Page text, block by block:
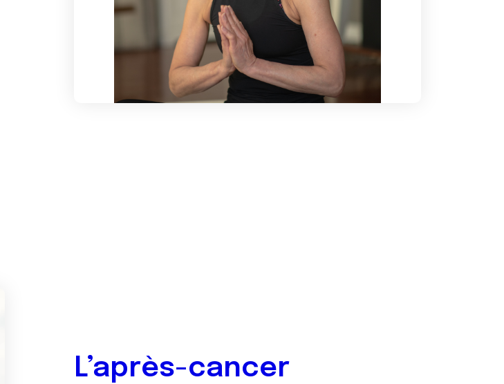
L’après-cancer